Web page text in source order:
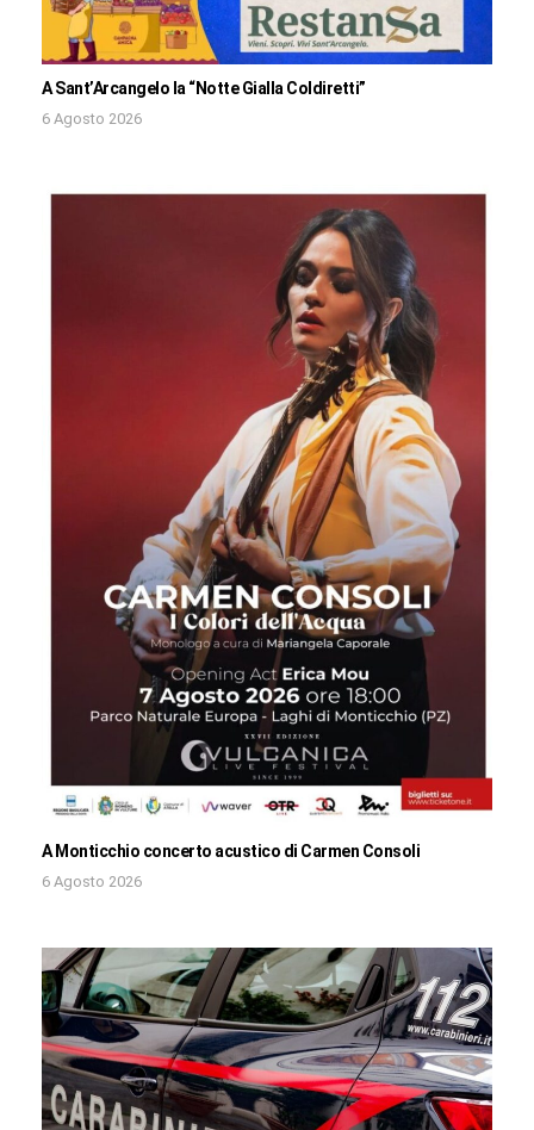
A Sant’Arcangelo la “Notte Gialla Coldiretti”
6 Agosto 2026
A Monticchio concerto acustico di Carmen Consoli
6 Agosto 2026